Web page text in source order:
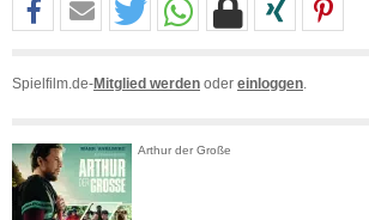
Spielfilm.de-Mitglied werden oder einloggen
Arthur der Große